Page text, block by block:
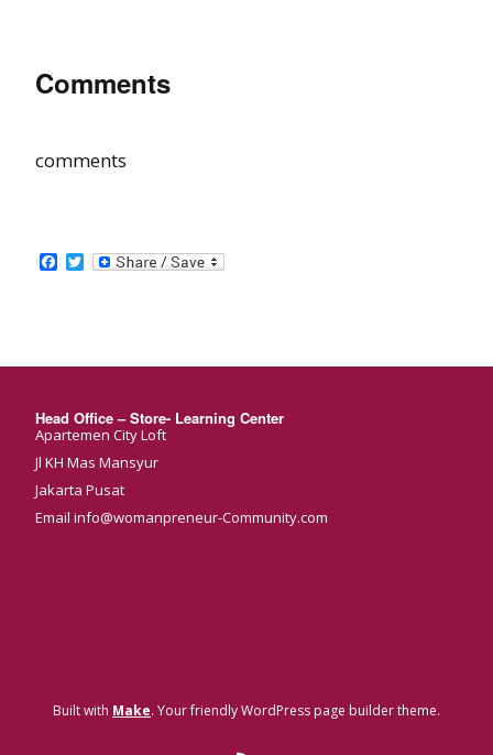
Comments
comments
Facebook
Twitter
Head Office – Store- Learning Center
Apartemen City Loft
Jl KH Mas Mansyur
Jakarta Pusat
Email info@womanpreneur-Community.com
Built with Make. Your friendly WordPress page builder theme.